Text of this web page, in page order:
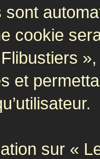
cookie
et
sur «